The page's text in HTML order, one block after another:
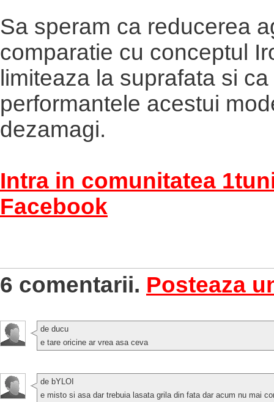
Sa speram ca reducerea
comparatie cu conceptul
limiteaza la suprafata si ca
performantele acestui
dezamagi.
Intra in comunitatea
Facebook
6 comentarii. Posteaza
de ducu
e tare oricine ar vrea asa ceva
de bYLOI
e misto si asa dar trebuia lasata grila din fata dar acum nu mai